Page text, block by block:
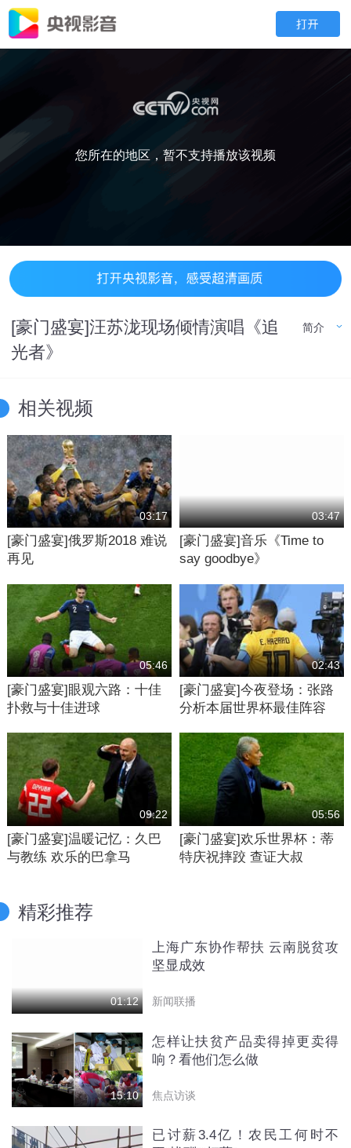
您所在的地区，暂不支持播放该视频
[豪门盛宴]汪苏泷现场倾情演唱《追
光者》
简介
相关视频
03:17
[豪门盛宴]俄罗斯2018 难说
再见
03:47
[豪门盛宴]音乐《Time to
say goodbye》
05:46
[豪门盛宴]眼观六路：十佳
扑救与十佳进球
02:43
[豪门盛宴]今夜登场：张路
分析本届世界杯最佳阵容
09:22
[豪门盛宴]温暖记忆：久巴
与教练 欢乐的巴拿马
05:56
[豪门盛宴]欢乐世界杯：蒂
特庆祝摔跤 查证大叔
精彩推荐
01:12
上海广东协作帮扶 云南脱贫攻
坚显成效
新闻联播
15:10
怎样让扶贫产品卖得掉更卖得
响？看他们怎么做
焦点访谈
已讨薪3.4亿！农民工何时不